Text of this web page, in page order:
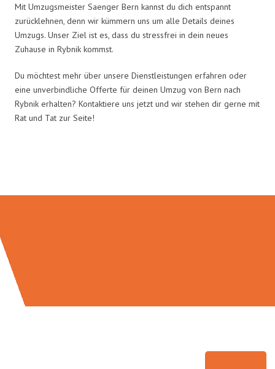
Mit Umzugsmeister Saenger Bern kannst du dich entspannt
zurücklehnen, denn wir kümmern uns um alle Details deines
Umzugs. Unser Ziel ist es, dass du stressfrei in dein neues
Zuhause in Rybnik kommst.
Du möchtest mehr über unsere Dienstleistungen erfahren oder
eine unverbindliche Offerte für deinen Umzug von Bern nach
Rybnik erhalten? Kontaktiere uns jetzt und wir stehen dir gerne mit
Rat und Tat zur Seite!